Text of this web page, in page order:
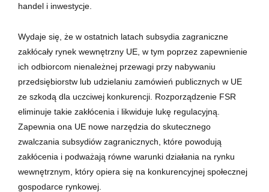
handel i inwestycje.
Wydaje się, że w ostatnich latach subsydia zagraniczne
zakłócały rynek wewnętrzny UE, w tym poprzez zapewnienie
ich odbiorcom nienależnej przewagi przy nabywaniu
przedsiębiorstw lub udzielaniu zamówień publicznych w UE
ze szkodą dla uczciwej konkurencji. Rozporządzenie FSR
eliminuje takie zakłócenia i likwiduje lukę regulacyjną.
Zapewnia ona UE nowe narzędzia do skutecznego
zwalczania subsydiów zagranicznych, które powodują
zakłócenia i podważają równe warunki działania na rynku
wewnętrznym, który opiera się na konkurencyjnej społecznej
gospodarce rynkowej.